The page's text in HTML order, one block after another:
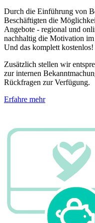
Durch die Einführung von
Beschäftigten die
Angebote - regional und
nachhaltig die Motivation im
Und das komplett kostenlos!
Zusätzlich stellen wir
zur internen
Rückfragen zur Verfügung.
Erfahre mehr